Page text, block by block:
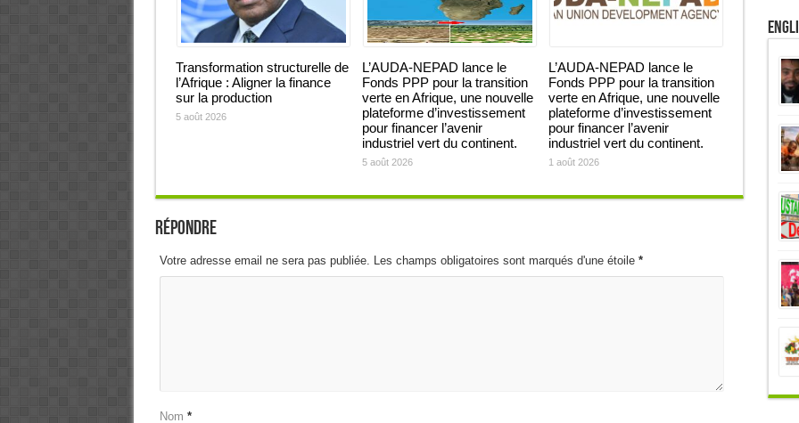
Transformation structurelle de
l’Afrique : Aligner la finance
sur la production
5 août 2026
L’AUDA-NEPAD lance le
Fonds PPP pour la transition
verte en Afrique, une nouvelle
plateforme d’investissement
pour financer l’avenir
industriel vert du continent.
5 août 2026
L’AUDA-NEPAD lance le
Fonds PPP pour la transition
verte en Afrique, une nouvelle
plateforme d’investissement
pour financer l’avenir
industriel vert du continent.
1 août 2026
Répondre
Votre adresse email ne sera pas publiée. Les champs obligatoires sont marqués d'une étoile *
Nom *